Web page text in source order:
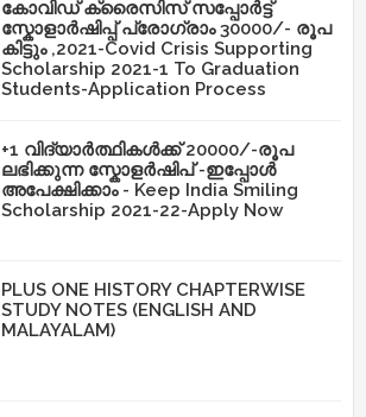
കോവിഡ് ക്രൈസിസ് സപ്പോർട്ട്
സ്കോളാർഷിപ്പ് പ്രോഗ്രാം 30000/- രൂപ
കിട്ടും ,2021-Covid Crisis Supporting
Scholarship 2021-1 To Graduation
Students-Application Process
+1 വിദ്യാർത്ഥികൾക്ക് 20000/-രൂപ
ലഭിക്കുന്ന സ്കോളർഷിപ് -ഇപ്പോൾ
അപേക്ഷിക്കാം - Keep India Smiling
Scholarship 2021-22-Apply Now
PLUS ONE HISTORY CHAPTERWISE
STUDY NOTES (ENGLISH AND
MALAYALAM)